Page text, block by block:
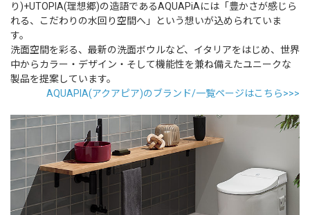
り)+UTOPIA(理想郷)の造語であるAQUAPiAには「豊かさが感じら
れる、こだわりの水回り空間へ」という想いが込められていま
す。
洗面空間を彩る、最新の洗面ボウルなど、イタリアをはじめ、世界
中からカラー・デザイン・そして機能性を兼ね備えたユニークな
製品を提案しています。
AQUAPIA(アクアピア)のブランド/一覧ページはこちら>>>